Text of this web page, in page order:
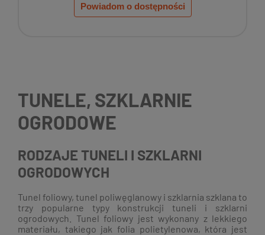
Powiadom o dostępności
TUNELE, SZKLARNIE
OGRODOWE
RODZAJE TUNELI I SZKLARNI
OGRODOWYCH
Tunel foliowy, tunel poliwęglanowy i szklarnia szklana to
trzy popularne typy konstrukcji tuneli i szklarni
ogrodowych. Tunel foliowy jest wykonany z lekkiego
materiału, takiego jak folia polietylenowa, która jest